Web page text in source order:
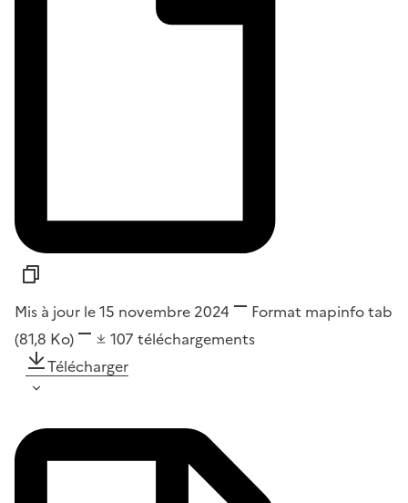
Mis à jour le 15 novembre 2024 Format mapinfo tab
(81,8 Ko)
107 téléchargements
Télécharger